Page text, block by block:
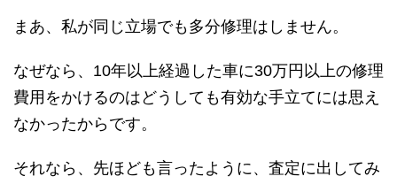
まあ、私が同じ立場でも多分修理はしません。
なぜなら、10年以上経過した車に30万円以上の修理
費用をかけるのはどうしても有効な手立てには思え
なかったからです。
それなら、先ほども言ったように、査定に出してみ